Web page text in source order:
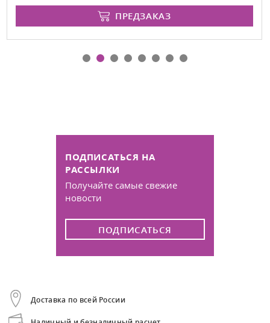
ПРЕДЗАКАЗ
ПОДПИСАТЬСЯ НА
РАССЫЛКИ
Получайте самые свежие
новости
ПОДПИСАТЬСЯ
Доставка по всей России